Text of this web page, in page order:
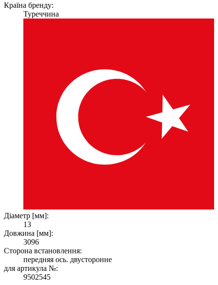
Країна бренду:
Туреччина
Діаметр [мм]:
13
Довжина [мм]:
3096
Сторона встановлення:
передняя ось. двусторонне
для артикула №:
9502545